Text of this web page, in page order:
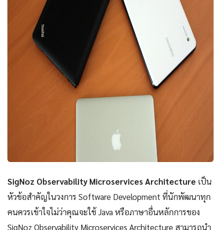
SigNoz Observability Microservices Architecture เป็น
หัวข้อสำคัญในวงการ Software Development ที่นักพัฒนาทุก
คนควรเข้าใจไม่ว่าคุณจะใช้ Java หรือภาษาอื่นหลักการของ
SigNoz Observability Microservices Architecture สามารถนำ